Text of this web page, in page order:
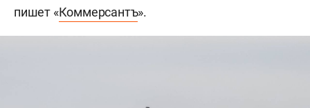
пишет «Коммерсантъ».